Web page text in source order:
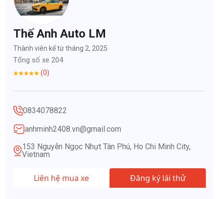
Thế Anh Auto LM
Thành viên kể từ tháng 2, 2025
Tổng số xe 204
(0)
0834078822
anhminh2408.vn@gmail.com
153 Nguyễn Ngọc Nhựt Tân Phú, Ho Chi Minh City,
Vietnam
Liên hệ mua xe Đăng ký lái thử